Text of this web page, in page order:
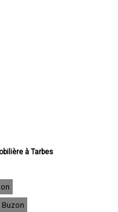
à Tarbes
à Aureilhan
à Lannemezan
à Vic-en-Bigorre